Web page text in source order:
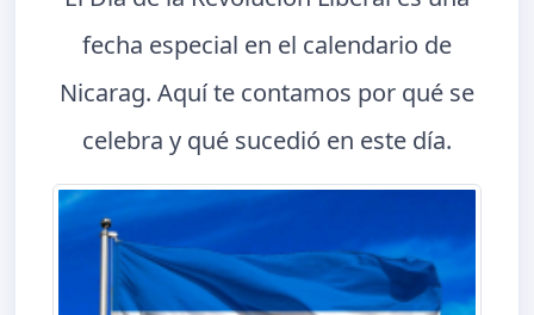
fecha especial en el calendario de
Nicarag. Aquí te contamos por qué se
celebra y qué sucedió en este día.